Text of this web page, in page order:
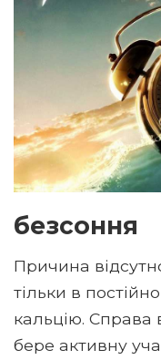
безсоння
Причина
тільки в
кальцію. Справа
бере активну